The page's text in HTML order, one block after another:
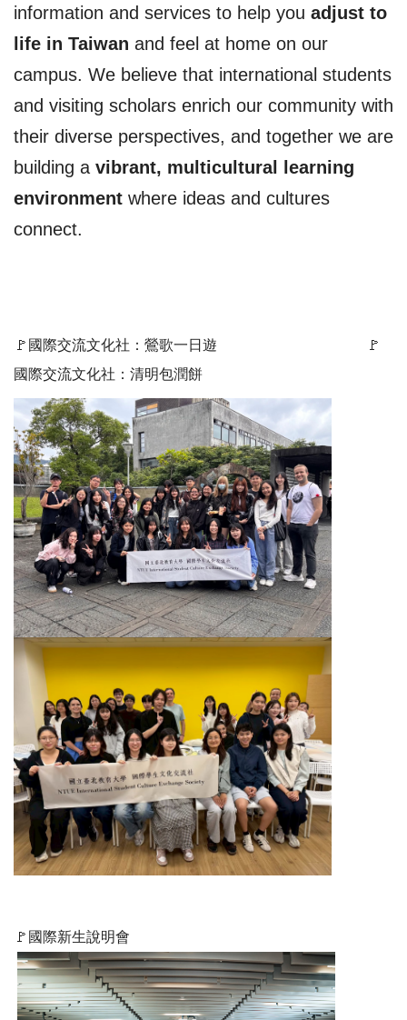
information and services to help you adjust to
life in Taiwan and feel at home on our
campus. We believe that international students
and visiting scholars enrich our community with
their diverse perspectives, and together we are
building a vibrant, multicultural learning
environment where ideas and cultures
connect.
🚩國際交流文化社：鶯歌一日遊 🚩
國際交流文化社：清明包潤餅
🚩國際新生說明會